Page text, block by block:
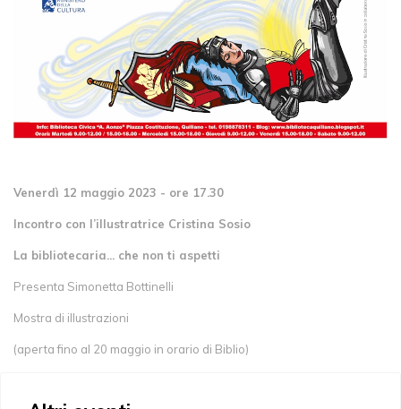
Venerdì 12 maggio 2023 - ore 17.30
Incontro con l’illustratrice Cristina Sosio
La bibliotecaria... che non ti aspetti
Presenta Simonetta Bottinelli
Mostra di illustrazioni
(aperta fino al 20 maggio in orario di Biblio)